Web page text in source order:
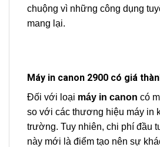
chuộng vì những công dụng
mang lại.
Máy in canon 2900 có giá
Đối với loại máy in canon có
so với các thương hiệu máy in
trường. Tuy nhiên, chi phí đầu
này mới là điểm tạo nên sự